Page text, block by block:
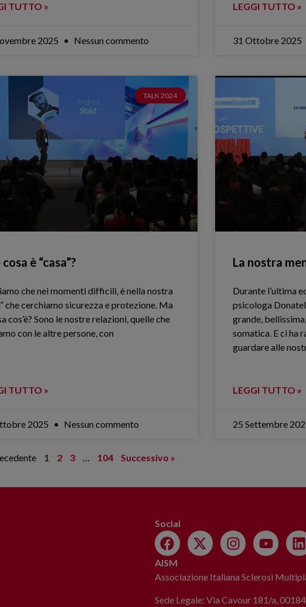
TUTTO »
2025 Nessun commento
LEGGI TUTTO »
31 Ottobre 2025
TALK 2024
è “casa”?
che nei momenti difficili, è nella nostra
che cerchiamo sicurezza e protezione. Ma
cos’è? Sono le nostre relazioni, quelle che
con le altre persone, con
TUTTO »
2025 Nessun commento
La nostra
Durante l’ultima
psicologa
grande,
somatica. E ci ha
guardare alle
LEGGI TUTTO »
25 Settembre
1 2 3 … 104 Successivo »
Social
AISM
Associazione Italiana Sclerosi
Sede Legale: Via Cavour 181/a,